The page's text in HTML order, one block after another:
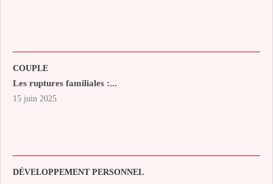
COUPLE
Les ruptures familiales :...
15 juin 2025
DÉVELOPPEMENT PERSONNEL